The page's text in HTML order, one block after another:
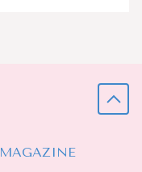
MAGAZINE